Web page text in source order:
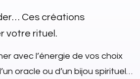
Ces créations
votre rituel.
avec l’énergie de vos choix
oracle ou d’un bijou spirituel…